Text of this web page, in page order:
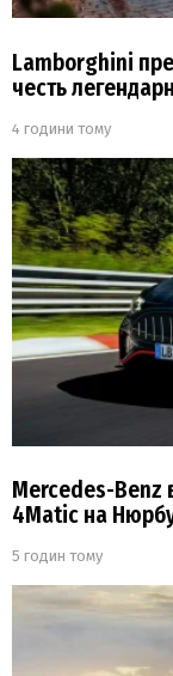
Lamborghini
честь
4 години тому
Mercedes-Benz
4Matic на
5 годин тому